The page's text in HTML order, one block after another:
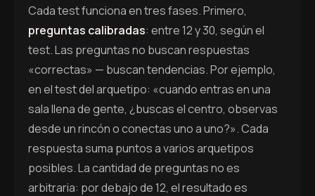
Cada test funciona en tres fases. Primero,
preguntas calibradas: entre 12 y 30, según el
test. Las preguntas no buscan respuestas
«correctas» — buscan tendencias. Por ejemplo,
en el test del arquetipo: «cuando entras en una
sala llena de gente, ¿buscas el centro, observas
desde un rincón o conectas uno a uno?». Cada
respuesta suma puntos a varios arquetipos
posibles. La cantidad de preguntas no es
arbitraria: por debajo de 12, el resultado es